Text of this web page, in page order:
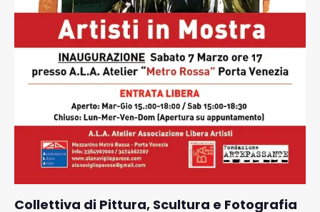
Collettiva di Pittura, Scultura e Fotografia